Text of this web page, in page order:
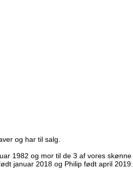
og har til salg.
1982 og mor til de 3 af vores skønne
januar 2018 og Philip født april 2019.